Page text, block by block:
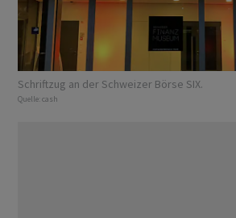
Schriftzug an der Schweizer Börse SIX.
Quelle: cash